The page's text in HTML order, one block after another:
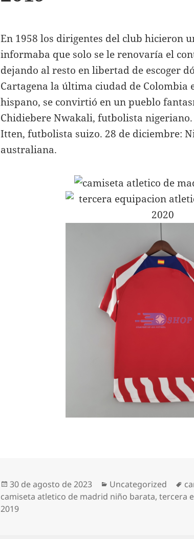
En 1958 los dirigentes del club hicieron
informaba que solo se le renovaría el
dejando al resto en libertad de escoger
Cartagena la última ciudad de Colombia
hispano, se convirtió en un pueblo
Chidiebere Nwakali, futbolista
Itten, futbolista suizo. 28 de diciembre:
australiana.
Publicado
el
30 de agosto de 2023 Categorías
Uncategorized
camiseta atletico de madrid niño barata,tercera
2019